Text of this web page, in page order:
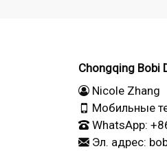
Chongqing Bobi
Nicole Zhang
Мобильные
WhatsApp:
Эл. адрес: